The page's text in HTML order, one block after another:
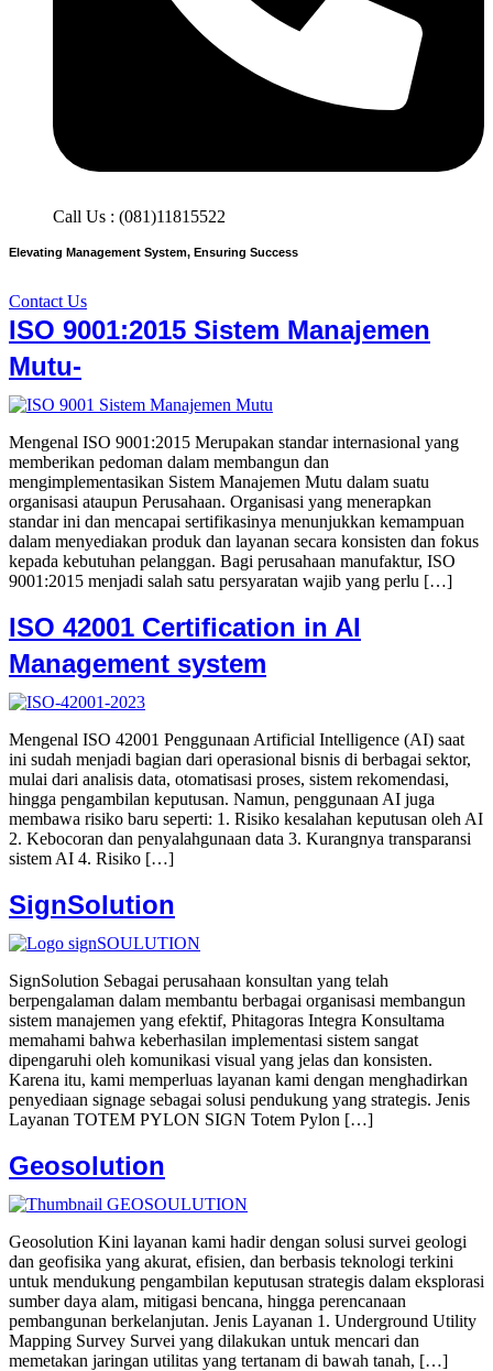
Call Us : (081)11815522
Elevating Management System, Ensuring Success
Contact Us
ISO 9001:2015 Sistem Manajemen
Mutu-
Mengenal ISO 9001:2015 Merupakan standar internasional yang
memberikan pedoman dalam membangun dan
mengimplementasikan Sistem Manajemen Mutu dalam suatu
organisasi ataupun Perusahaan. Organisasi yang menerapkan
standar ini dan mencapai sertifikasinya menunjukkan kemampuan
dalam menyediakan produk dan layanan secara konsisten dan fokus
kepada kebutuhan pelanggan. Bagi perusahaan manufaktur, ISO
9001:2015 menjadi salah satu persyaratan wajib yang perlu […]
ISO 42001 Certification in AI
Management system
Mengenal ISO 42001 Penggunaan Artificial Intelligence (AI) saat
ini sudah menjadi bagian dari operasional bisnis di berbagai sektor,
mulai dari analisis data, otomatisasi proses, sistem rekomendasi,
hingga pengambilan keputusan. Namun, penggunaan AI juga
membawa risiko baru seperti: 1. Risiko kesalahan keputusan oleh AI
2. Kebocoran dan penyalahgunaan data 3. Kurangnya transparansi
sistem AI 4. Risiko […]
SignSolution
SignSolution Sebagai perusahaan konsultan yang telah
berpengalaman dalam membantu berbagai organisasi membangun
sistem manajemen yang efektif, Phitagoras Integra Konsultama
memahami bahwa keberhasilan implementasi sistem sangat
dipengaruhi oleh komunikasi visual yang jelas dan konsisten.
Karena itu, kami memperluas layanan kami dengan menghadirkan
penyediaan signage sebagai solusi pendukung yang strategis. Jenis
Layanan​ TOTEM PYLON SIGN Totem Pylon […]
Geosolution
Geosolution Kini layanan kami hadir dengan solusi survei geologi
dan geofisika yang akurat, efisien, dan berbasis teknologi terkini
untuk mendukung pengambilan keputusan strategis dalam eksplorasi
sumber daya alam, mitigasi bencana, hingga perencanaan
pembangunan berkelanjutan. Jenis Layanan 1. Underground Utility
Mapping Survey Survei yang dilakukan untuk mencari dan
memetakan jaringan utilitas yang tertanam di bawah tanah, […]